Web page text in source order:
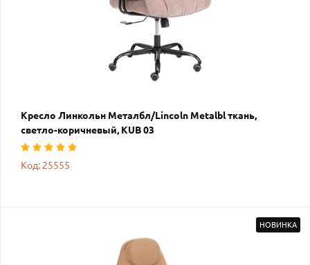
Кресло Линкольн Металбл/Lincoln Metalbl ткань,
светло-коричневый, KUB 03
Код: 25555
НОВИНКА